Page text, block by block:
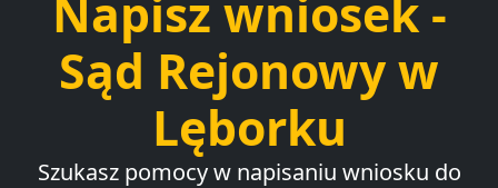
Napisz wniosek -
Sąd Rejonowy w
Lęborku
Szukasz pomocy w napisaniu wniosku do